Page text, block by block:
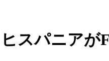
スパニアが